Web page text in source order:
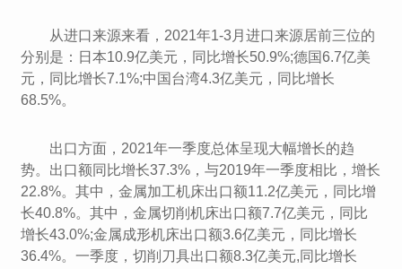
从进口来源来看，2021年1-3月进口来源居前三位的
分别是：日本10.9亿美元，同比增长50.9%;德国6.7亿美
元，同比增长7.1%;中国台湾4.3亿美元，同比增长
68.5%。
出口方面，2021年一季度总体呈现大幅增长的趋
势。出口额同比增长37.3%，与2019年一季度相比，增长
22.8%。其中，金属加工机床出口额11.2亿美元，同比增
长40.8%。其中，金属切削机床出口额7.7亿美元，同比
增长43.0%;金属成形机床出口额3.6亿美元，同比增长
36.4%。一季度，切削刀具出口额8.3亿美元,同比增长